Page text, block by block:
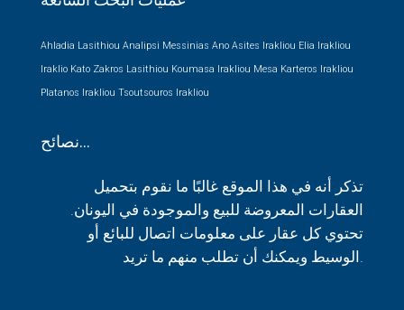
Ahladia Lasithiou Analipsi Messinias Ano Asites Irakliou Elia Irakliou
Iraklio Kato Zakros Lasithiou Koumasa Irakliou Mesa Karteros Irakliou
Platanos Irakliou Tsoutsouros Irakliou
نصائح…
تذكر أنه في هذا الموقع غالبًا ما نقوم بتحميل
العقارات المعروضة للبيع والموجودة في اليونان.
تحتوي كل عقار على معلومات اتصال للبائع أو
الوسيط ويمكنك أن تطلب منهم ما تريد.